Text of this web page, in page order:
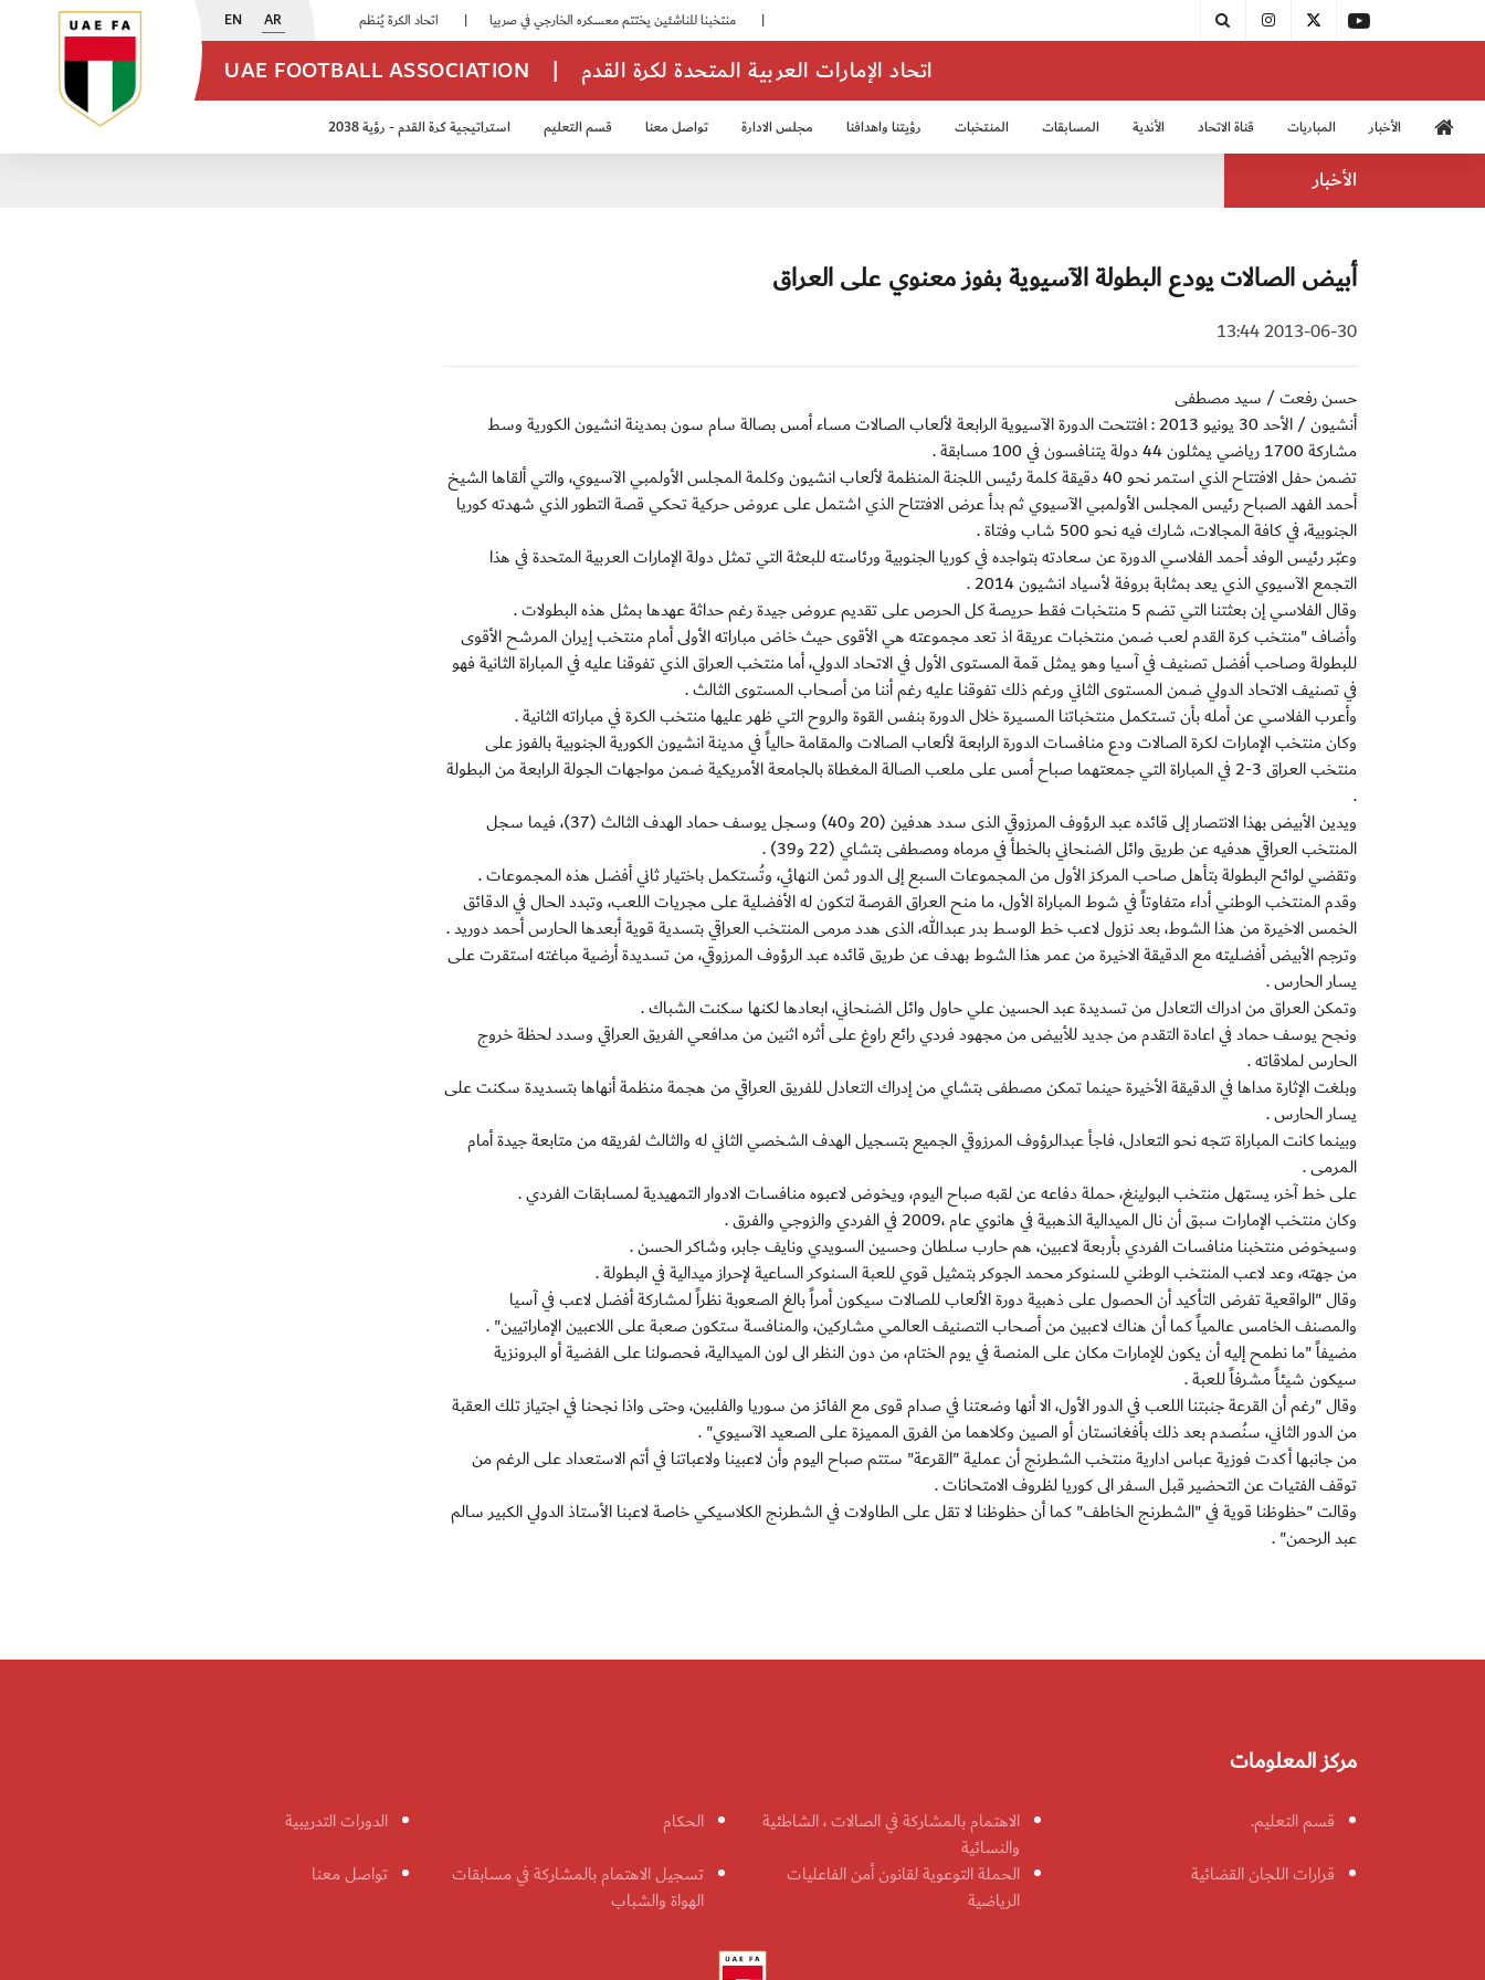
EN AR |
UAE FOOTBALL ASSOCIATION | اتحاد الإمارات العربية المتحدة لكرة القدم
الأخبار المباريات قناة الاتحاد الأندية المسابقات المنتخبات رؤيتنا واهدافنا مجلس الادارة تواصل معنا قسم التعليم استراتيجية كرة القدم - رؤية 2038
الأخبار
أبيض الصالات يودع البطولة الآسيوية بفوز معنوي على العراق
2013-06-30 13:44
حسن رفعت / سيد مصطفى
أنشيون / الأحد 30 يونيو 2013 : افتتحت الدورة الآسيوية الرابعة لألعاب الصالات مساء أمس بصالة سام سون بمدينة انشيون الكورية وسط
مشاركة 1700 رياضي يمثلون 44 دولة يتنافسون في 100 مسابقة .
تضمن حفل الافتتاح الذي استمر نحو 40 دقيقة كلمة رئيس اللجنة المنظمة لألعاب انشيون وكلمة المجلس الأولمبي الآسيوي، والتي ألقاها الشيخ
أحمد الفهد الصباح رئيس المجلس الأولمبي الآسيوي ثم بدأ عرض الافتتاح الذي اشتمل على عروض حركية تحكي قصة التطور الذي شهدته كوريا
الجنوبية، في كافة المجالات، شارك فيه نحو 500 شاب وفتاة .
وعبّر رئيس الوفد أحمد الفلاسي الدورة عن سعادته بتواجده في كوريا الجنوبية ورئاسته للبعثة التي تمثل دولة الإمارات العربية المتحدة في هذا
التجمع الآسيوي الذي يعد بمثابة بروفة لأسياد انشيون 2014 .
وقال الفلاسي إن بعثتنا التي تضم 5 منتخبات فقط حريصة كل الحرص على تقديم عروض جيدة رغم حداثة عهدها بمثل هذه البطولات .
وأضاف "منتخب كرة القدم لعب ضمن منتخبات عريقة اذ تعد مجموعته هي الأقوى حيث خاض مباراته الأولى أمام منتخب إيران المرشح الأقوى
للبطولة وصاحب أفضل تصنيف في آسيا وهو يمثل قمة المستوى الأول في الاتحاد الدولي، أما منتخب العراق الذي تفوقنا عليه في المباراة الثانية فهو
في تصنيف الاتحاد الدولي ضمن المستوى الثاني ورغم ذلك تفوقنا عليه رغم أننا من أصحاب المستوى الثالث .
وأعرب الفلاسي عن أمله بأن تستكمل منتخباتنا المسيرة خلال الدورة بنفس القوة والروح التي ظهر عليها منتخب الكرة في مباراته الثانية .
وكان منتخب الإمارات لكرة الصالات ودع منافسات الدورة الرابعة لألعاب الصالات والمقامة حالياً في مدينة انشيون الكورية الجنوبية بالفوز على
منتخب العراق 3-2 في المباراة التي جمعتهما صباح أمس على ملعب الصالة المغطاة بالجامعة الأمريكية ضمن مواجهات الجولة الرابعة من البطولة
.
ويدين الأبيض بهذا الانتصار إلى قائده عبد الرؤوف المرزوقي الذى سدد هدفين (20 و40) وسجل يوسف حماد الهدف الثالث (37)، فيما سجل
المنتخب العراقي هدفيه عن طريق وائل الضنحاني بالخطأ في مرماه ومصطفى بتشاي (22 و39) .
وتقضي لوائح البطولة بتأهل صاحب المركز الأول من المجموعات السبع إلى الدور ثمن النهائي، وتُستكمل باختيار ثاني أفضل هذه المجموعات .
وقدم المنتخب الوطني أداء متفاوتاً في شوط المباراة الأول، ما منح العراق الفرصة لتكون له الأفضلية على مجريات اللعب، وتبدد الحال في الدقائق
الخمس الاخيرة من هذا الشوط، بعد نزول لاعب خط الوسط بدر عبدالله، الذى هدد مرمى المنتخب العراقي بتسدية قوية أبعدها الحارس أحمد دوريد .
وترجم الأبيض أفضليته مع الدقيقة الاخيرة من عمر هذا الشوط بهدف عن طريق قائده عبد الرؤوف المرزوقي، من تسديدة أرضية مباغته استقرت على
يسار الحارس .
وتمكن العراق من ادراك التعادل من تسديدة عبد الحسين علي حاول وائل الضنحاني، ابعادها لكنها سكنت الشباك .
ونجح يوسف حماد في اعادة التقدم من جديد للأبيض من مجهود فردي رائع راوغ على أثره اثنين من مدافعي الفريق العراقي وسدد لحظة خروج
الحارس لملاقاته .
وبلغت الإثارة مداها في الدقيقة الأخيرة حينما تمكن مصطفى بتشاي من إدراك التعادل للفريق العراقي من هجمة منظمة أنهاها بتسديدة سكنت على
يسار الحارس .
وبينما كانت المباراة تتجه نحو التعادل، فاجأ عبدالرؤوف المرزوقي الجميع بتسجيل الهدف الشخصي الثاني له والثالث لفريقه من متابعة جيدة أمام
المرمى .
على خط آخر، يستهل منتخب البولينغ، حملة دفاعه عن لقبه صباح اليوم، ويخوض لاعبوه منافسات الادوار التمهيدية لمسابقات الفردي .
وكان منتخب الإمارات سبق أن نال الميدالية الذهبية في هانوي عام ،2009 في الفردي والزوجي والفرق .
وسيخوض منتخبنا منافسات الفردي بأربعة لاعبين، هم حارب سلطان وحسين السويدي ونايف جابر، وشاكر الحسن .
من جهته، وعد لاعب المنتخب الوطني للسنوكر محمد الجوكر بتمثيل قوي للعبة السنوكر الساعية لإحراز ميدالية في البطولة .
وقال "الواقعية تفرض التأكيد أن الحصول على ذهبية دورة الألعاب للصالات سيكون أمراً بالغ الصعوبة نظراً لمشاركة أفضل لاعب في آسيا
والمصنف الخامس عالمياً كما أن هناك لاعبين من أصحاب التصنيف العالمي مشاركين، والمنافسة ستكون صعبة على اللاعبين الإماراتيين" .
مضيفاً "ما نطمح إليه أن يكون للإمارات مكان على المنصة في يوم الختام، من دون النظر الى لون الميدالية، فحصولنا على الفضية أو البرونزية
سيكون شيئاً مشرفاً للعبة .
وقال "رغم أن القرعة جنبتنا اللعب في الدور الأول، الا أنها وضعتنا في صدام قوى مع الفائز من سوريا والفلبين، وحتى واذا نجحنا في اجتياز تلك العقبة
من الدور الثاني، سنُصدم بعد ذلك بأفغانستان أو الصين وكلاهما من الفرق المميزة على الصعيد الآسيوي" .
من جانبها أكدت فوزية عباس ادارية منتخب الشطرنج أن عملية "القرعة" ستتم صباح اليوم وأن لاعبينا ولاعباتنا في أتم الاستعداد على الرغم من
توقف الفتيات عن التحضير قبل السفر الى كوريا لظروف الامتحانات .
وقالت "حظوظنا قوية في "الشطرنج الخاطف" كما أن حظوظنا لا تقل على الطاولات في الشطرنج الكلاسيكي خاصة لاعبنا الأستاذ الدولي الكبير سالم
عبد الرحمن" .
مركز المعلومات
قسم التعليم.
الاهتمام بالمشاركة في الصالات ، الشاطئية
والنسائية
الحكام
الدورات التدريبية
قرارات اللجان القضائية
الحملة التوعوية لقانون أمن الفاعليات
الرياضية
تسجيل الاهتمام بالمشاركة في مسابقات
الهواة والشباب
تواصل معنا